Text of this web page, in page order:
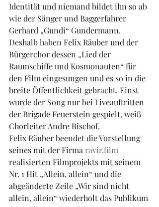
Identität und niemand bildet ihn so ab
wie der Sänger und Baggerfahrer
Gerhard „Gundi“ Gundermann.
Deshalb haben Felix Räuber und der
Bürgerchor dessen „Lied der
Raumschiffe und Kosmonauten“ für
den Film eingesungen und es so in die
breite Öffentlichkeit gebracht. Einst
wurde der Song nur bei Liveauftritten
der Brigade Feuerstein gespielt, weiß
Chorleiter Andre Bischof.
Felix Räuber beendet die Vorstellung
seines mit der Firma ravir.film
realisierten Filmprojekts mit seinem
Nr. 1 Hit „Allein, allein“ und die
abgeänderte Zeile „Wir sind nicht
allein, allein“ wiederholt das Publikum